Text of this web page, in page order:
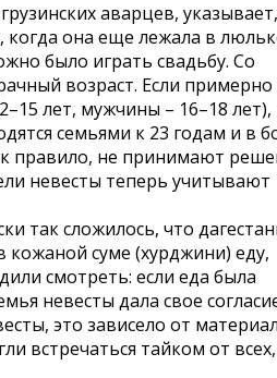
аварцев,
когда она еще лежала в
было играть свадьбу. Со
возраст. Если примерно
лет, мужчины – 16–18 лет),
семьями к 23 годам и в
правило, не принимают
невесты теперь учитывают
так сложилось, что
кожаной суме (хурджини) еду,
смотреть: если еда была
невесты дала свое
это зависело от
встречаться тайком от